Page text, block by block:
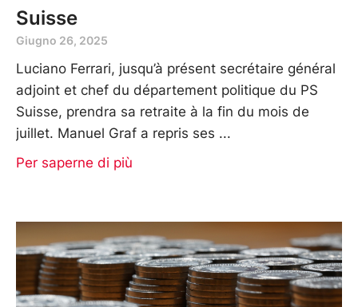
Suisse
Giugno 26, 2025
Luciano Ferrari, jusqu’à présent secrétaire général
adjoint et chef du département politique du PS
Suisse, prendra sa retraite à la fin du mois de
juillet. Manuel Graf a repris ses
Per saperne di più